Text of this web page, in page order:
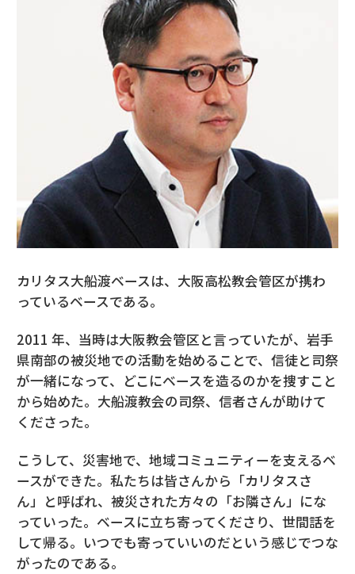
カリタス大船渡ベースは、大阪高松教会管区が携わ
っているベースである。
2011 年、当時は大阪教会管区と言っていたが、岩手
県南部の被災地での活動を始めることで、信徒と司祭
が一緒になって、どこにベースを造るのかを捜すこと
から始めた。大船渡教会の司祭、信者さんが助けて
くださった。
こうして、災害地で、地域コミュニティーを支えるベ
ースができた。私たちは皆さんから「カリタスさ
ん」と呼ばれ、被災された方々の「お隣さん」にな
っていった。ベースに立ち寄ってくださり、世間話を
して帰る。いつでも寄っていいのだという感じでつな
がったのである。